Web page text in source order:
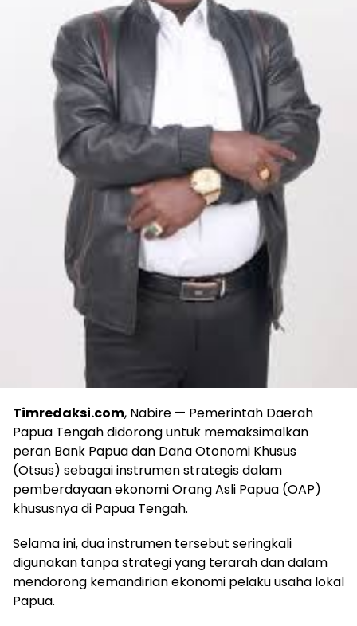
Timredaksi.com, Nabire — Pemerintah Daerah
Papua Tengah didorong untuk memaksimalkan
peran Bank Papua dan Dana Otonomi Khusus
(Otsus) sebagai instrumen strategis dalam
pemberdayaan ekonomi Orang Asli Papua (OAP)
khususnya di Papua Tengah.
Selama ini, dua instrumen tersebut seringkali
digunakan tanpa strategi yang terarah dan dalam
mendorong kemandirian ekonomi pelaku usaha lokal
Papua.